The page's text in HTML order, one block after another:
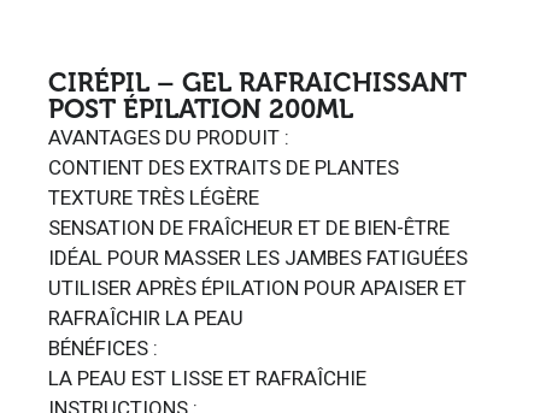
CIRÉPIL – GEL RAFRAICHISSANT
POST ÉPILATION 200ML
AVANTAGES DU PRODUIT :
CONTIENT DES EXTRAITS DE PLANTES
TEXTURE TRÈS LÉGÈRE
SENSATION DE FRAÎCHEUR ET DE BIEN-ÊTRE
IDÉAL POUR MASSER LES JAMBES FATIGUÉES
UTILISER APRÈS ÉPILATION POUR APAISER ET
RAFRAÎCHIR LA PEAU
BÉNÉFICES :
LA PEAU EST LISSE ET RAFRAÎCHIE
INSTRUCTIONS :